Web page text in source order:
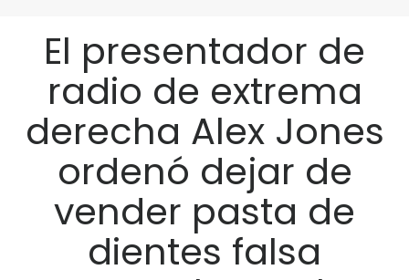
El presentador de
radio de extrema
derecha Alex Jones
ordenó dejar de
vender pasta de
dientes falsa